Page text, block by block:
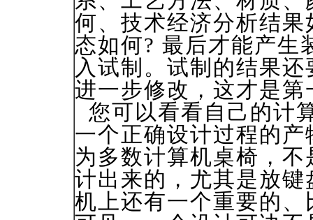
何、技术经济分析结
态如何? 最后才能产生
入试制。试制的结果
进一步修改，这才是
您可以看看自己的计
一个正确设计过程的
为多数计算机桌椅，
计出来的，尤其是放
机上还有一个重要的